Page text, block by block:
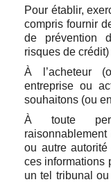
Pour établir,
compris fournir
de prévention
risques de crédit)
À l’acheteur
entreprise ou
souhaitons (ou
À toute
ou autre
ces informations
un tel tribunal